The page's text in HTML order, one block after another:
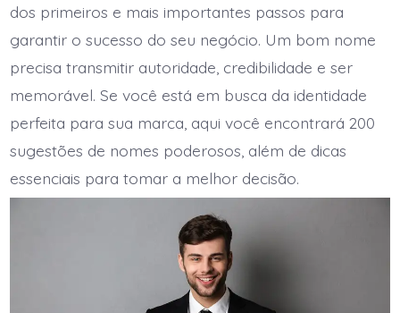
dos primeiros e mais importantes passos para
garantir o sucesso do seu negócio. Um bom nome
precisa transmitir autoridade, credibilidade e ser
memorável. Se você está em busca da identidade
perfeita para sua marca, aqui você encontrará 200
sugestões de nomes poderosos, além de dicas
essenciais para tomar a melhor decisão.